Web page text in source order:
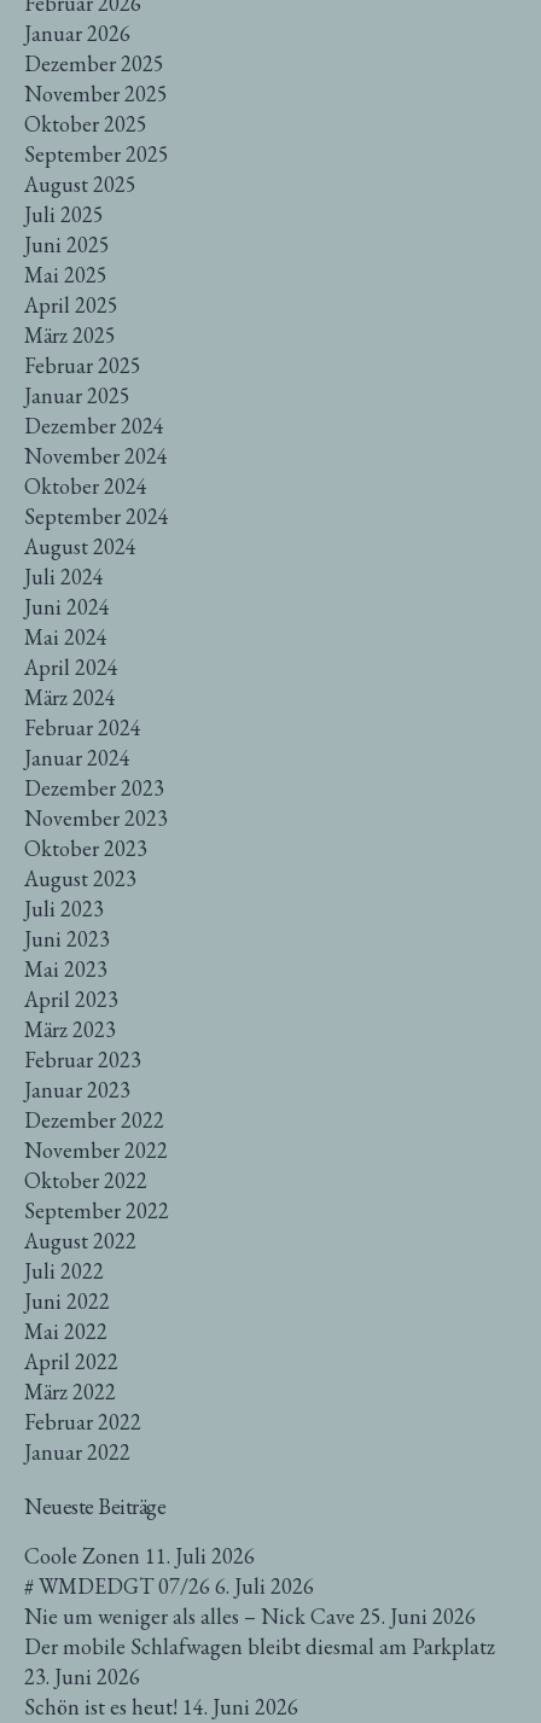
Januar 2026
Dezember 2025
November 2025
Oktober 2025
September 2025
August 2025
Juli 2025
Juni 2025
Mai 2025
April 2025
März 2025
Februar 2025
Januar 2025
Dezember 2024
November 2024
Oktober 2024
September 2024
August 2024
Juli 2024
Juni 2024
Mai 2024
April 2024
März 2024
Februar 2024
Januar 2024
Dezember 2023
November 2023
Oktober 2023
August 2023
Juli 2023
Juni 2023
Mai 2023
April 2023
März 2023
Februar 2023
Januar 2023
Dezember 2022
November 2022
Oktober 2022
September 2022
August 2022
Juli 2022
Juni 2022
Mai 2022
April 2022
März 2022
Februar 2022
Januar 2022
Neueste Beiträge
Coole Zonen 11. Juli 2026
# WMDEDGT 07/26 6. Juli 2026
Nie um weniger als alles – Nick Cave 25. Juni 2026
Der mobile Schlafwagen bleibt diesmal am Parkplatz
23. Juni 2026
Schön ist es heut! 14. Juni 2026